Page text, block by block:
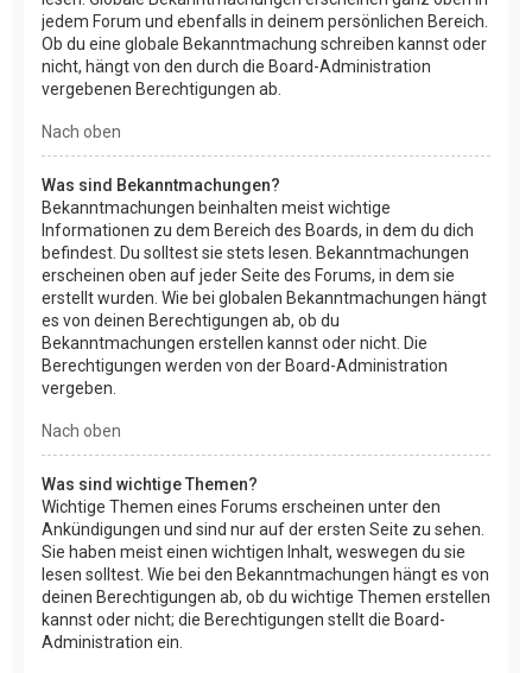
jedem Forum und ebenfalls in deinem persönlichen Bereich.
Ob du eine globale Bekanntmachung schreiben kannst oder
nicht, hängt von den durch die Board-Administration
vergebenen Berechtigungen ab.
Nach oben
Was sind Bekanntmachungen?
Bekanntmachungen beinhalten meist wichtige
Informationen zu dem Bereich des Boards, in dem du dich
befindest. Du solltest sie stets lesen. Bekanntmachungen
erscheinen oben auf jeder Seite des Forums, in dem sie
erstellt wurden. Wie bei globalen Bekanntmachungen hängt
es von deinen Berechtigungen ab, ob du
Bekanntmachungen erstellen kannst oder nicht. Die
Berechtigungen werden von der Board-Administration
vergeben.
Nach oben
Was sind wichtige Themen?
Wichtige Themen eines Forums erscheinen unter den
Ankündigungen und sind nur auf der ersten Seite zu sehen.
Sie haben meist einen wichtigen Inhalt, weswegen du sie
lesen solltest. Wie bei den Bekanntmachungen hängt es von
deinen Berechtigungen ab, ob du wichtige Themen erstellen
kannst oder nicht; die Berechtigungen stellt die Board-
Administration ein.